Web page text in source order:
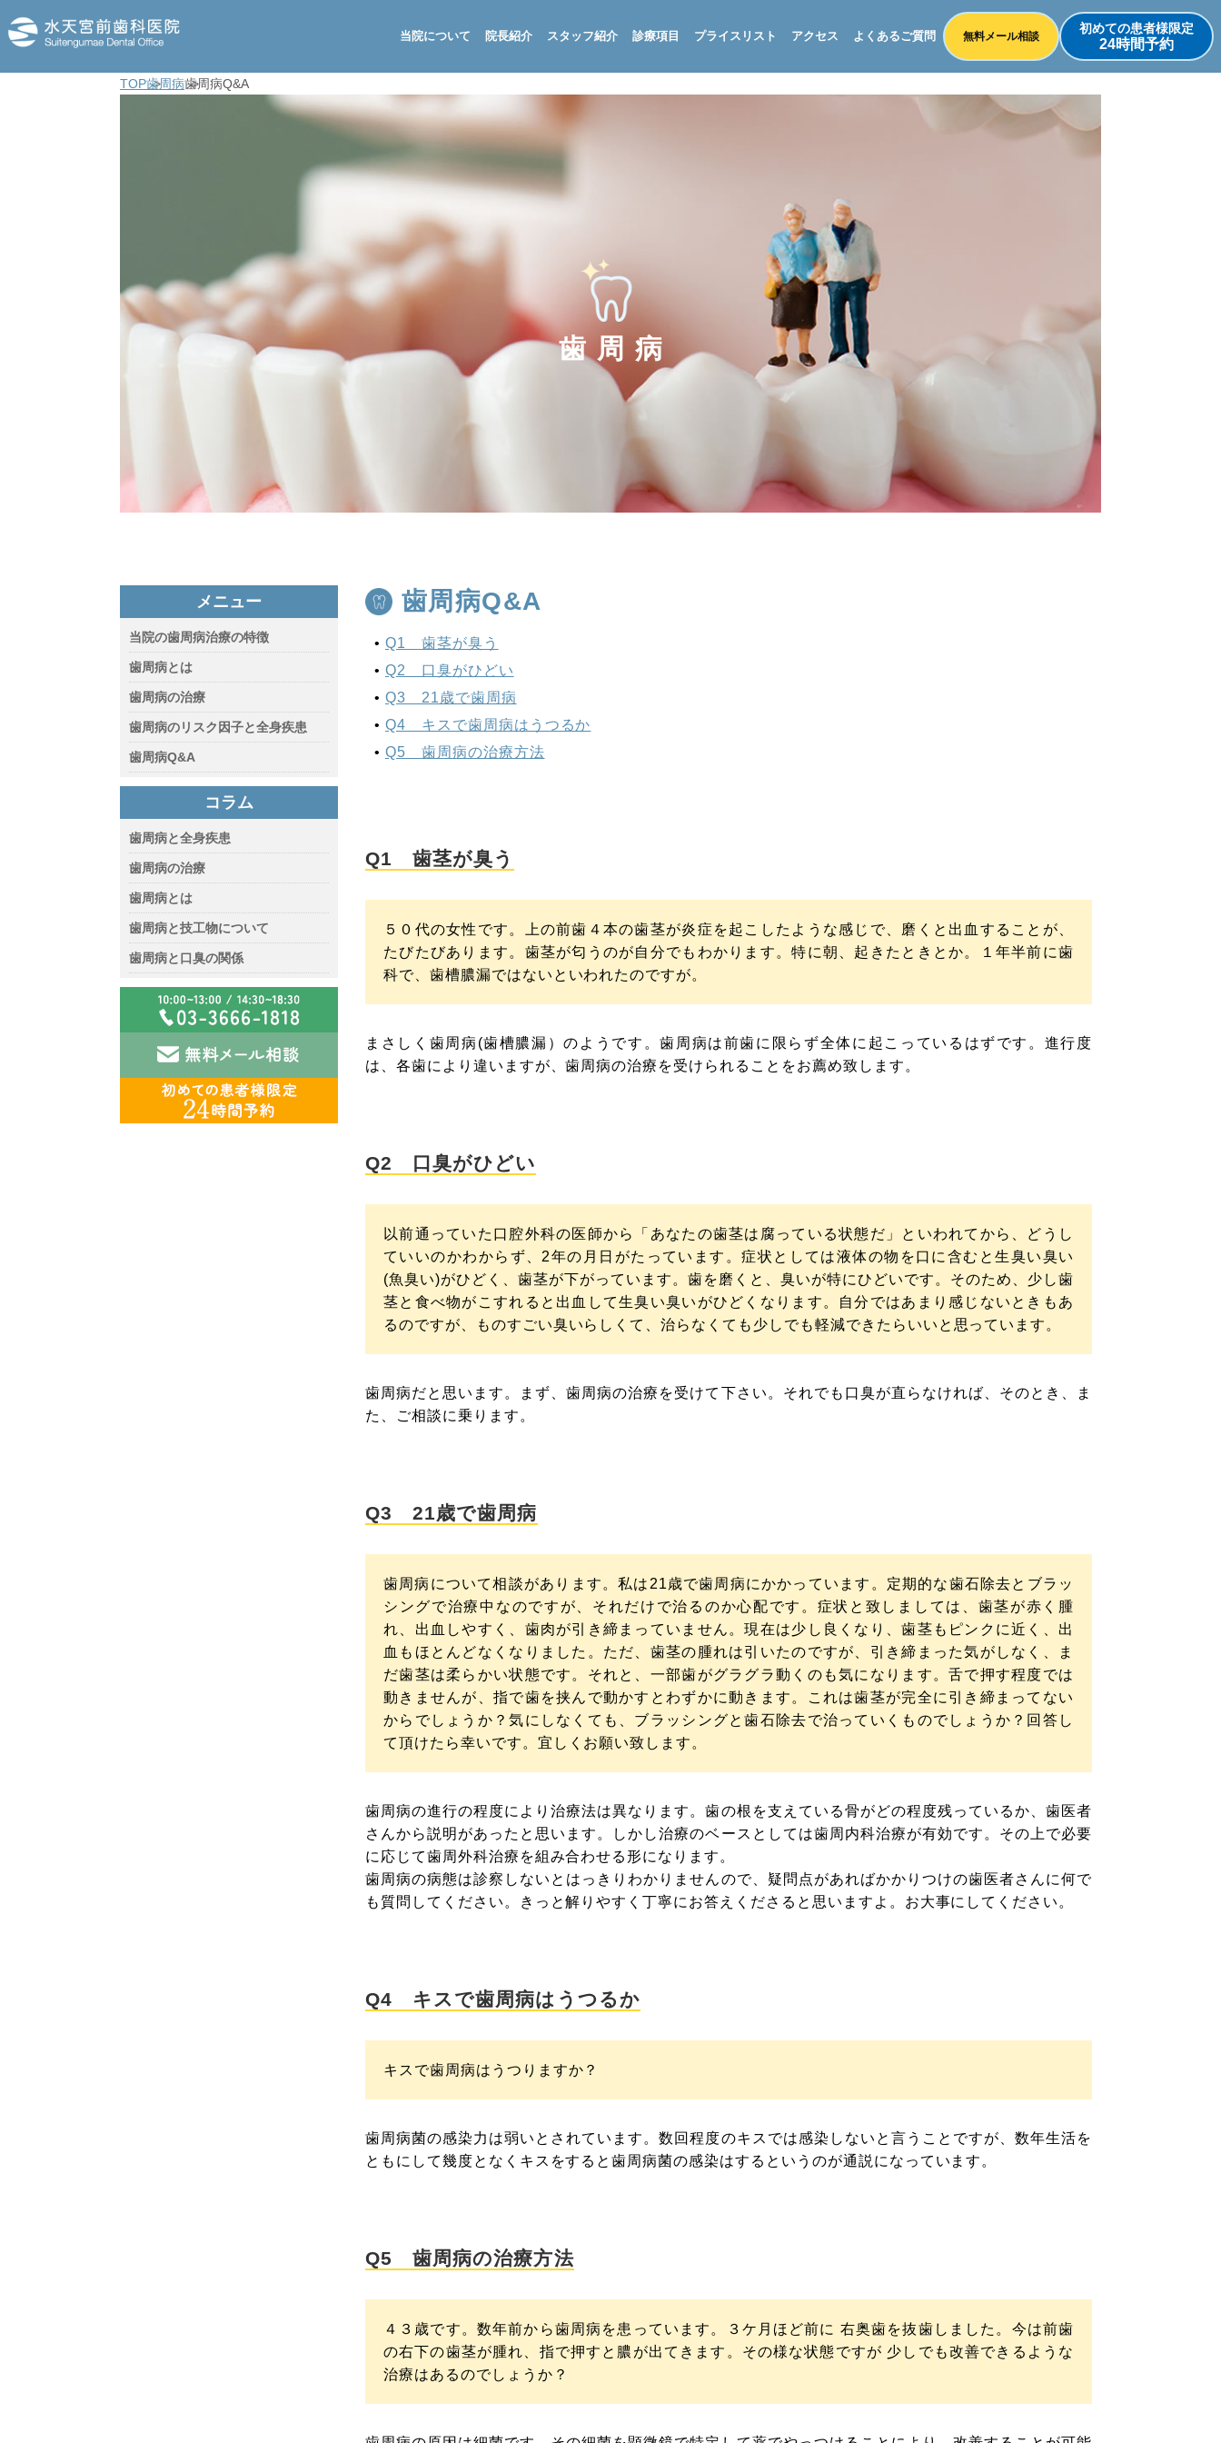
よくあるご質問
アクセス
プライスリスト
診療項目
スタッフ紹介
院長紹介
当院について 無料メール相談
初めての患者様限定
24時間予約
TOP歯周病歯周病Q&A
歯周病
歯周病Q&A
Q1 歯茎が臭う
Q2 口臭がひどい
Q3 21歳で歯周病
Q4 キスで歯周病はうつるか
Q5 歯周病の治療方法
Q1 歯茎が臭う
５０代の女性です。上の前歯４本の歯茎が炎症を起こしたような感じで、磨くと出血することが、
たびたびあります。歯茎が匂うのが自分でもわかります。特に朝、起きたときとか。１年半前に歯
科で、歯槽膿漏ではないといわれたのですが。
まさしく歯周病(歯槽膿漏）のようです。歯周病は前歯に限らず全体に起こっているはずです。進行度
は、各歯により違いますが、歯周病の治療を受けられることをお薦め致します。
Q2 口臭がひどい
以前通っていた口腔外科の医師から「あなたの歯茎は腐っている状態だ」といわれてから、どうし
ていいのかわからず、2年の月日がたっています。症状としては液体の物を口に含むと生臭い臭い
(魚臭い)がひどく、歯茎が下がっています。歯を磨くと、臭いが特にひどいです。そのため、少し歯
茎と食べ物がこすれると出血して生臭い臭いがひどくなります。自分ではあまり感じないときもあ
るのですが、ものすごい臭いらしくて、治らなくても少しでも軽減できたらいいと思っています。
歯周病だと思います。まず、歯周病の治療を受けて下さい。それでも口臭が直らなければ、そのとき、ま
た、ご相談に乗ります。
Q3 21歳で歯周病
歯周病について相談があります。私は21歳で歯周病にかかっています。定期的な歯石除去とブラッ
シングで治療中なのですが、それだけで治るのか心配です。症状と致しましては、歯茎が赤く腫
れ、出血しやすく、歯肉が引き締まっていません。現在は少し良くなり、歯茎もピンクに近く、出
血もほとんどなくなりました。ただ、歯茎の腫れは引いたのですが、引き締まった気がしなく、ま
だ歯茎は柔らかい状態です。それと、一部歯がグラグラ動くのも気になります。舌で押す程度では
動きませんが、指で歯を挟んで動かすとわずかに動きます。これは歯茎が完全に引き締まってない
からでしょうか？気にしなくても、ブラッシングと歯石除去で治っていくものでしょうか？回答し
て頂けたら幸いです。宜しくお願い致します。
歯周病の進行の程度により治療法は異なります。歯の根を支えている骨がどの程度残っているか、歯医者
さんから説明があったと思います。しかし治療のベースとしては歯周内科治療が有効です。その上で必要
に応じて歯周外科治療を組み合わせる形になります。
歯周病の病態は診察しないとはっきりわかりませんので、疑問点があればかかりつけの歯医者さんに何で
も質問してください。きっと解りやすく丁寧にお答えくださると思いますよ。お大事にしてください。
Q4 キスで歯周病はうつるか
キスで歯周病はうつりますか？
歯周病菌の感染力は弱いとされています。数回程度のキスでは感染しないと言うことですが、数年生活を
ともにして幾度となくキスをすると歯周病菌の感染はするというのが通説になっています。
Q5 歯周病の治療方法
４３歳です。数年前から歯周病を患っています。３ケ月ほど前に 右奥歯を抜歯しました。今は前歯
の右下の歯茎が腫れ、指で押すと膿が出てきます。その様な状態ですが 少しでも改善できるような
治療はあるのでしょうか？
メニュー
当院の歯周病治療の特徴
歯周病とは
歯周病の治療
歯周病のリスク因子と全身疾患
歯周病Q&A
コラム
歯周病と全身疾患
歯周病の治療
歯周病とは
歯周病と技工物について
歯周病と口臭の関係